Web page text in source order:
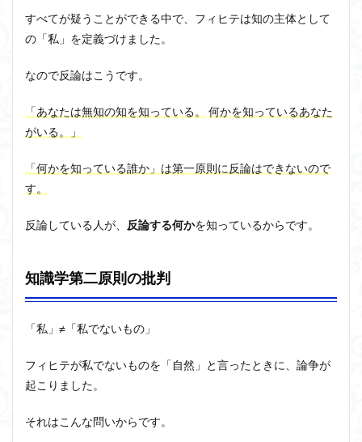
すべてが疑うことができる中で、フィヒテは知の主体として
の「私」を定義づけました。
なので反論はこうです。
「あなたは無知の知を知っている。
何かを知っているあなた
がいる。」
「何かを知っている誰か」は第一原則に反論はできないので
す。
反論している人が、 反論する何かを知っているからです。
知識学第二原則の批判
「私」≠「私でないもの」
フィヒテが私でないものを「自然」と言ったときに、論争が
起こりました。
それはこんな問いからです。